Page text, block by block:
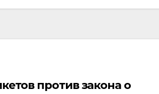
против закона о